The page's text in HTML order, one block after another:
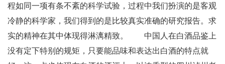
程如同一项有条不紊的科学试验，过程中我们扮演的是客观
冷静的科学家，我们得到的是比较真实准确的研究报告。求
实的精神在其中体现得淋漓精致。 中国人在白酒品鉴上
没有定下特别的规矩，只要能品味和表达出白酒的特点就